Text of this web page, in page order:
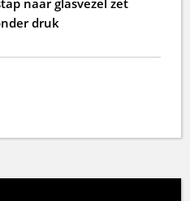
druk